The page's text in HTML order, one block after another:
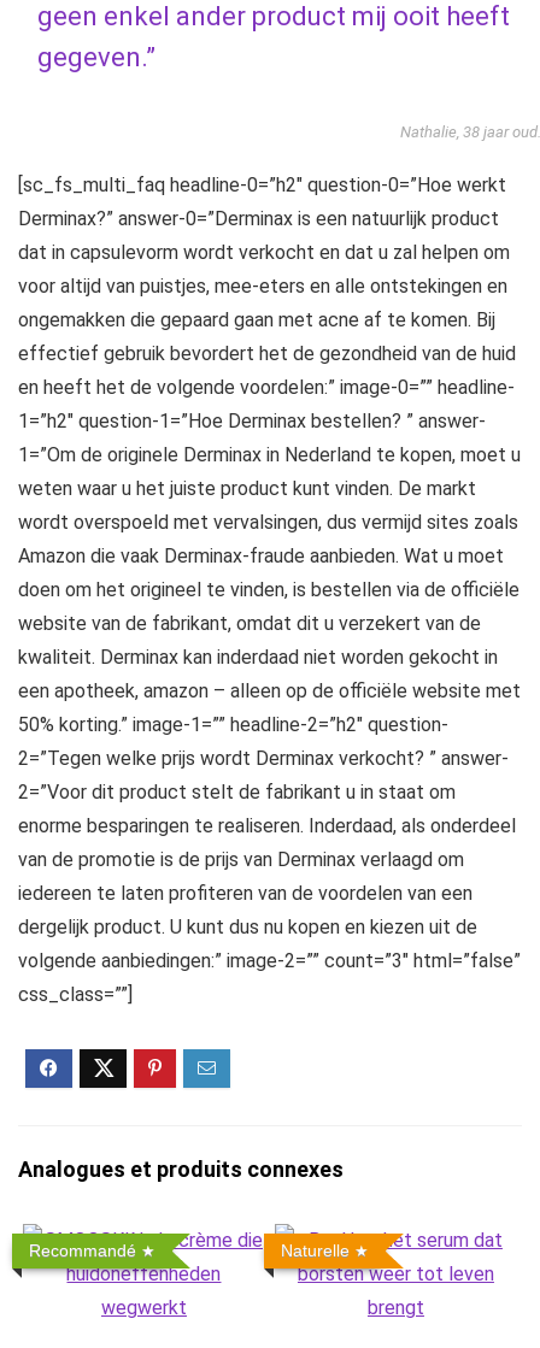
geen enkel ander product mij ooit heeft
gegeven.”
Nathalie, 38 jaar oud.
[sc_fs_multi_faq headline-0=”h2″ question-0=”Hoe werkt
Derminax?” answer-0=”Derminax is een natuurlijk product
dat in capsulevorm wordt verkocht en dat u zal helpen om
voor altijd van puistjes, mee-eters en alle ontstekingen en
ongemakken die gepaard gaan met acne af te komen. Bij
effectief gebruik bevordert het de gezondheid van de huid
en heeft het de volgende voordelen:” image-0=”” headline-
1=”h2″ question-1=”Hoe Derminax bestellen? ” answer-
1=”Om de originele Derminax in Nederland te kopen, moet u
weten waar u het juiste product kunt vinden. De markt
wordt overspoeld met vervalsingen, dus vermijd sites zoals
Amazon die vaak Derminax-fraude aanbieden. Wat u moet
doen om het origineel te vinden, is bestellen via de officiële
website van de fabrikant, omdat dit u verzekert van de
kwaliteit. Derminax kan inderdaad niet worden gekocht in
een apotheek, amazon – alleen op de officiële website met
50% korting.” image-1=”” headline-2=”h2″ question-
2=”Tegen welke prijs wordt Derminax verkocht? ” answer-
2=”Voor dit product stelt de fabrikant u in staat om
enorme besparingen te realiseren. Inderdaad, als onderdeel
van de promotie is de prijs van Derminax verlaagd om
iedereen te laten profiteren van de voordelen van een
dergelijk product. U kunt dus nu kopen en kiezen uit de
volgende aanbiedingen:” image-2=”” count=”3″ html=”false”
css_class=””]
Analogues et produits connexes
Recommandé Naturelle